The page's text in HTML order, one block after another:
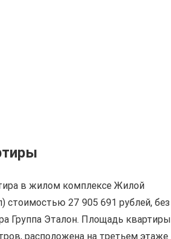
в жилом комплексе Жилой
стоимостью 27 905 691 рублей, без
Группа Эталон. Площадь квартиры
расположена на третьем этаже